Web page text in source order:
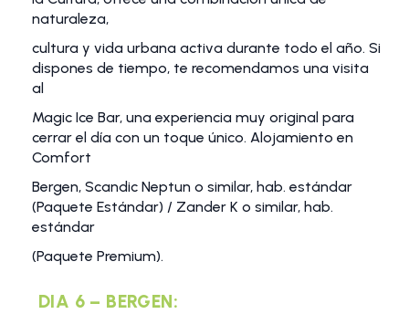
naturaleza,
cultura y vida urbana activa durante todo el año. Si
dispones de tiempo, te recomendamos una visita
al
Magic Ice Bar, una experiencia muy original para
cerrar el día con un toque único. Alojamiento en
Comfort
Bergen, Scandic Neptun o similar, hab. estándar
(Paquete Estándar) / Zander K o similar, hab.
estándar
(Paquete Premium).
DIA 6 – BERGEN: